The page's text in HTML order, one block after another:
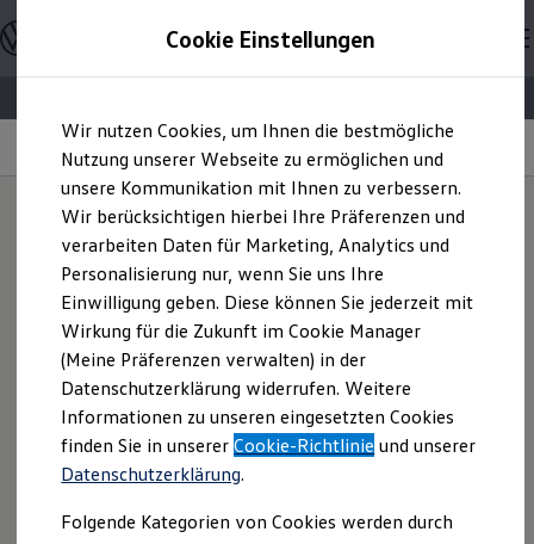
Hauptinhalt
springen
Footer
springen
Offene Stellen entdecken
Einstiegsmöglichkeiten
Schüler
Schülerpraktikum
Schüler Ferienjobs
Einstiegsqualifizierung
Studenten
Praktikum
Abschlussarbeit
Master-Stipendium
Auslandspraktikum
Jobs in Semesterferien
Werkstudentin / Werkstudent
Absolventen
StartUp Direct
Doktorandenprogramm
Volontariat
Berufserfahrene
Direkteinstieg
Jobs in der Volkswagen Group
Jobs in Produktion und Logistik
Ausbildung
Anlagen für deine
Bewerbung
Wenn du dich bei uns für eine Ausbildung bewerben willst,
benötigen wir von dir verschiedene Unterlagen, die du bei
deiner Onlinebewerbung mit hochladen solltest. Welche
notwendig und welche empfehlenswert sind, siehst du hier.
Motivationsschreiben
Cookie Einstellungen
Wir nutzen Cookies, um Ihnen die bestmögliche
Nutzung unserer Webseite zu ermöglichen und
unsere Kommunikation mit Ihnen zu verbessern.
Wir berücksichtigen hierbei Ihre Präferenzen und
verarbeiten Daten für Marketing, Analytics und
Personalisierung nur, wenn Sie uns Ihre
Einwilligung geben. Diese können Sie jederzeit mit
Wirkung für die Zukunft im Cookie Manager
(Meine Präferenzen verwalten) in der
Datenschutzerklärung widerrufen. Weitere
Informationen zu unseren eingesetzten Cookies
finden Sie in unsererCookie-Richtlinie und unserer
Datenschutzerklärung.
Folgende Kategorien von Cookies werden durch